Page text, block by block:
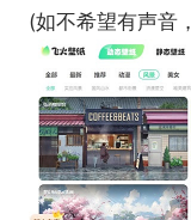
(如不希望有声音